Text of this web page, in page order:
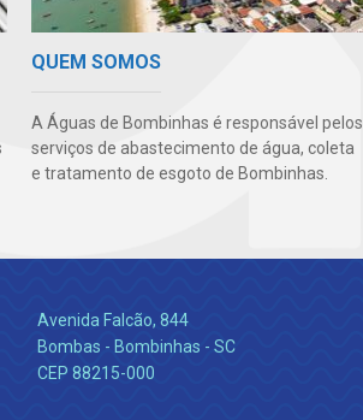
QUEM SOMOS
A Águas de Bombinhas é responsável pelos
serviços de abastecimento de água, coleta
e tratamento de esgoto de Bombinhas.
Avenida Falcão, 844
Bombas - Bombinhas - SC
CEP 88215-000